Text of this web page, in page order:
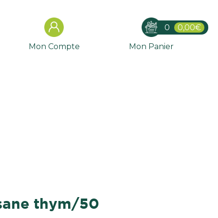
Mon Compte Mon Panier
0 0,00€
thym/50